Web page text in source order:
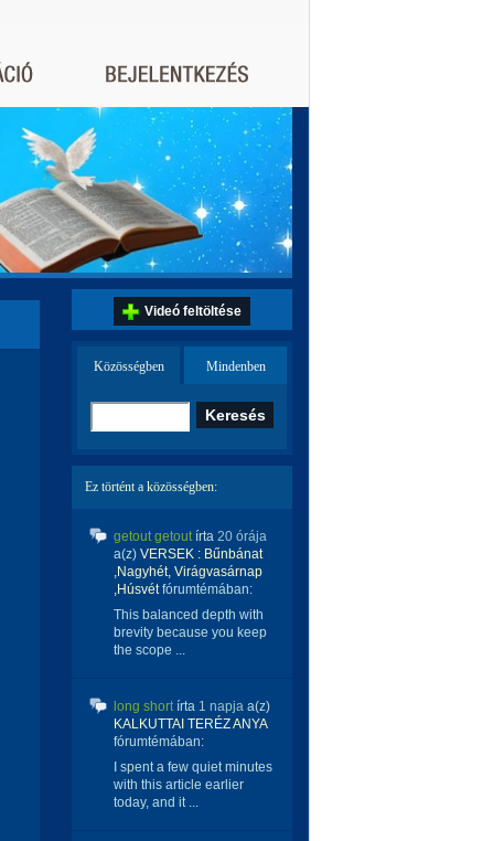
Videó feltöltése
Közösségben Mindenben
Ez történt a közösségben:
getout getoutírta 20 órája
a(z) VERSEK : Bűnbánat
,Nagyhét, Virágvasárnap
,Húsvétfórumtémában:
This balanced depth with
brevity because you keep
the scope ...
long shortírta 1 napja a(z)
KALKUTTAI TERÉZ ANYA
fórumtémában:
I spent a few quiet minutes
with this article earlier
today, and it ...